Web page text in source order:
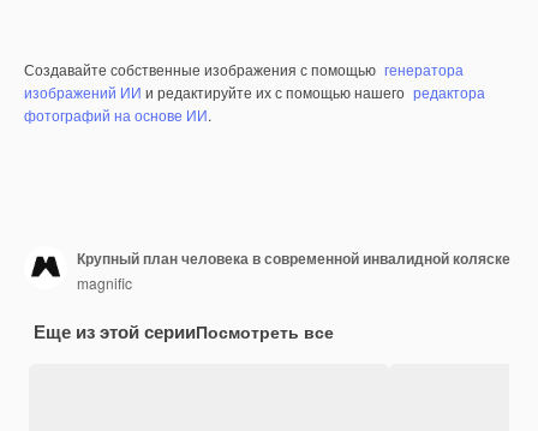
Создавайте собственные изображения с помощью генератора
изображений ИИ и редактируйте их с помощью нашего редактора
фотографий на основе ИИ.
Крупный план человека в современной инвалидной коляске
magnific
Еще из этой серииПосмотреть все